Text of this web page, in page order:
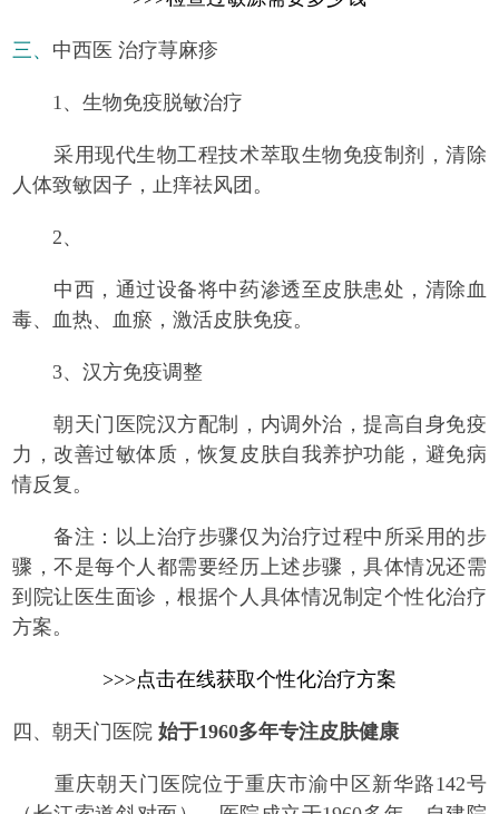
三、 中西医 治疗荨麻疹
1、生物免疫脱敏治疗
采用现代生物工程技术萃取生物免疫制剂，清除
人体致敏因子，止痒祛风团。
2、
中西，通过设备将中药渗透至皮肤患处，清除血
毒、血热、血瘀，激活皮肤免疫。
3、汉方免疫调整
朝天门医院汉方配制，内调外治，提高自身免疫
力，改善过敏体质，恢复皮肤自我养护功能，避免病
情反复。
备注：以上治疗步骤仅为治疗过程中所采用的步
骤，不是每个人都需要经历上述步骤，具体情况还需
到院让医生面诊，根据个人具体情况制定个性化治疗
方案。
>>>点击在线获取个性化治疗方案
四、朝天门医院始于1960多年专注皮肤健康
重庆朝天门医院位于重庆市渝中区新华路142号